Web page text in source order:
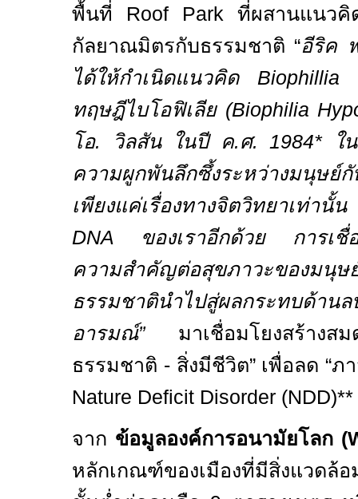
พื้นที่ Roof Park ที่ผสานแนว
กัลยาณมิตรกับธรรมชาติ “อีริค
ได้ให้กำเนิดแนวคิด Biophillia
ทฤษฎีไบโอฟิเลีย (Biophilia
โอ. วิลสัน ในปี ค.ศ. 1984*ใน
ความผูกพันลึกซึ้งระหว่างมนุษย์
เพียงแค่เรื่องทางจิตวิทยาเท่า
DNA
ของเราอีกด้วย การเชื่
ความสำคัญต่อสุขภาวะของมนุษ
ธรรมชาตินำไปสู่ผลกระทบด้านล
อารมณ์” มาเชื่อมโยงสร้าง
ธรรมชาติ - สิ่งมีชีวิต” เพื่อลด “ภ
Nature Deficit Disorder (NDD)**
จาก ข้อมูลองค์การอนามัยโลก (
หลักเกณฑ์ของเมืองที่มีสิ่งแวดล้